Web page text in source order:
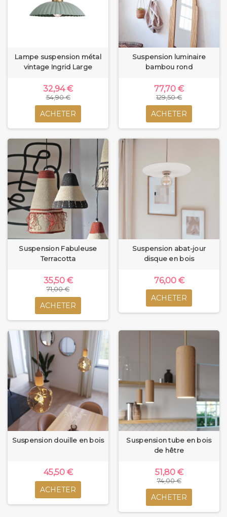
Lampe suspension métal
vintage Ingrid Large
32,94 €
54,90 €
ACHETER
Suspension luminaire
bambou rond
77,70 €
129,50 €
ACHETER
Suspension Fabuleuse
Terracotta
35,50 €
71,00 €
ACHETER
Suspension abat-jour
disque en bois
76,00 €
ACHETER
Suspension douille en bois
45,50 €
ACHETER
Suspension tube en bois
de hêtre
51,80 €
74,00 €
ACHETER